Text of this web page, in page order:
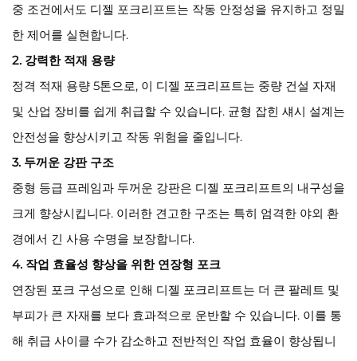
중 조건에서도 디젤 포크리프트는 작동 안정성을 유지하고 정밀
한 제어를 실현합니다.
2. 강력한 적재 용량
정격 적재 용량 5톤으로, 이 디젤 포크리프트는 중량 건설 자재
및 산업 장비를 쉽게 취급할 수 있습니다. 균형 잡힌 섀시 설계는
안전성을 향상시키고 작동 위험을 줄입니다.
3. 두꺼운 강판 구조
중형 등급 프레임과 두꺼운 강판은 디젤 포크리프트의 내구성을
크게 향상시킵니다. 이러한 견고한 구조는 특히 엄격한 야외 환
경에서 긴 사용 수명을 보장합니다.
4. 작업 효율성 향상을 위한 연장형 포크
연장된 포크 구성으로 인해 디젤 포크리프트는 더 큰 팔레트 및
부피가 큰 자재를 보다 효과적으로 운반할 수 있습니다. 이를 통
해 취급 사이클 수가 감소하고 전반적인 작업 효율이 향상됩니